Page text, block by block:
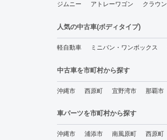
ジムニー
アトレーワゴン クラウン
人気の中古車(ボディタイプ)
軽自動車 ミニバン・ワンボックス
中古車を市町村から探す
沖縄市 西原町 宜野湾市 那覇市
車パーツを市町村から探す
沖縄市 浦添市 南風原町 西原町